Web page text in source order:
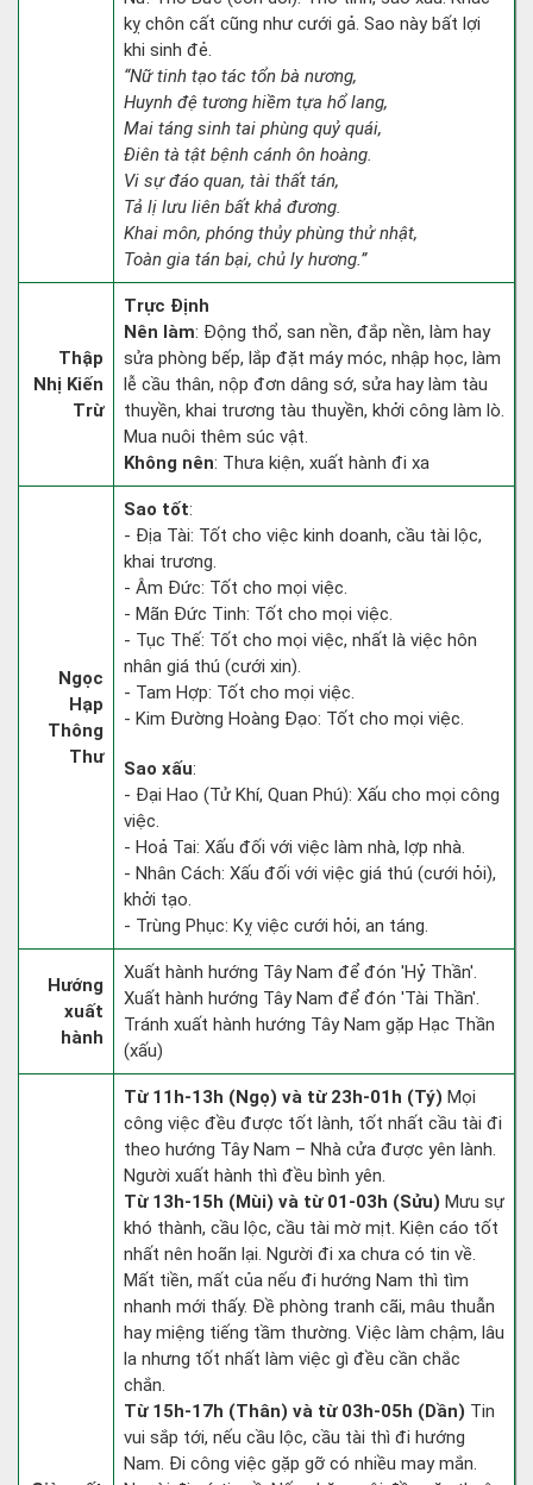
kỵ chôn cất cũng như cưới gả. Sao này bất lợi
khi sinh đẻ.
“Nữ tinh tạo tác tổn bà nương,
Huynh đệ tương hiềm tựa hổ lang,
Mai táng sinh tai phùng quỷ quái,
Điên tà tật bệnh cánh ôn hoàng.
Vi sự đáo quan, tài thất tán,
Tả lị lưu liên bất khả đương.
Khai môn, phóng thủy phùng thử nhật,
Toàn gia tán bại, chủ ly hương.”
Thập
Nhị Kiến
Trừ
Trực Định
Nên làm: Động thổ, san nền, đắp nền, làm hay
sửa phòng bếp, lắp đặt máy móc, nhập học, làm
lễ cầu thân, nộp đơn dâng sớ, sửa hay làm tàu
thuyền, khai trương tàu thuyền, khởi công làm lò.
Mua nuôi thêm súc vật.
Không nên: Thưa kiện, xuất hành đi xa
Ngọc
Hạp
Thông
Thư
Sao tốt:
- Địa Tài: Tốt cho việc kinh doanh, cầu tài lộc,
khai trương.
- Âm Đức: Tốt cho mọi việc.
- Mãn Đức Tinh: Tốt cho mọi việc.
- Tục Thế: Tốt cho mọi việc, nhất là việc hôn
nhân giá thú (cưới xin).
- Tam Hợp: Tốt cho mọi việc.
- Kim Đường Hoàng Đạo: Tốt cho mọi việc.
Sao xấu:
- Đại Hao (Tử Khí, Quan Phú): Xấu cho mọi công
việc.
- Hoả Tai: Xấu đối với việc làm nhà, lợp nhà.
- Nhân Cách: Xấu đối với việc giá thú (cưới hỏi),
khởi tạo.
- Trùng Phục: Kỵ việc cưới hỏi, an táng.
Hướng
xuất
hành
Xuất hành hướng Tây Nam để đón 'Hỷ Thần'.
Xuất hành hướng Tây Nam để đón 'Tài Thần'.
Tránh xuất hành hướng Tây Nam gặp Hạc Thần
(xấu)
Từ 11h-13h (Ngọ) và từ 23h-01h (Tý) Mọi
công việc đều được tốt lành, tốt nhất cầu tài đi
theo hướng Tây Nam – Nhà cửa được yên lành.
Người xuất hành thì đều bình yên.
Từ 13h-15h (Mùi) và từ 01-03h (Sửu) Mưu sự
khó thành, cầu lộc, cầu tài mờ mịt. Kiện cáo tốt
nhất nên hoãn lại. Người đi xa chưa có tin về.
Mất tiền, mất của nếu đi hướng Nam thì tìm
nhanh mới thấy. Đề phòng tranh cãi, mâu thuẫn
hay miệng tiếng tầm thường. Việc làm chậm, lâu
la nhưng tốt nhất làm việc gì đều cần chắc
chắn.
Từ 15h-17h (Thân) và từ 03h-05h (Dần) Tin
vui sắp tới, nếu cầu lộc, cầu tài thì đi hướng
Nam. Đi công việc gặp gỡ có nhiều may mắn.